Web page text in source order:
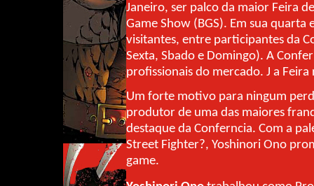
Janeiro, ser palco da maior Feira
Game Show (BGS). Em sua
visitantes, entre participantes da
Sexta, Sbado e Domingo). A
profissionais do mercado. J a
Um forte motivo para ningum
produtor de uma das maiores
destaque da Conferncia. Com a
Street Fighter?, Yoshinori Ono
game.